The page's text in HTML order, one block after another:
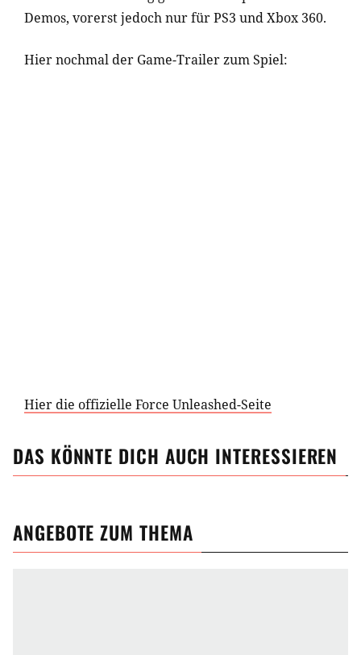
Demos, vorerst jedoch nur für PS3 und Xbox 360.
Hier nochmal der Game-Trailer zum Spiel:
Hier die offizielle Force Unleashed-Seite
DAS KÖNNTE DICH AUCH INTERESSIEREN
ANGEBOTE ZUM THEMA